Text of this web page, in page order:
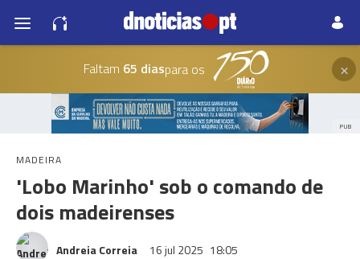
Faltam 65 diaspara os ×
PUB
MADEIRA
'Lobo Marinho' sob o comando de
dois madeirenses
Andreia Correia 16 jul 2025 18:05